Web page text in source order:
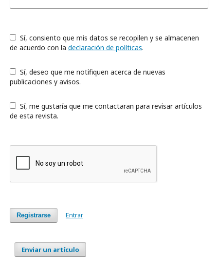
de acuerdo con la declaración de políticas.
publicaciones y avisos.
de esta revista.
Registrarse Entrar
Enviar un artículo